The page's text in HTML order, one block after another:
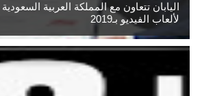
اليابان تتعاون مع المملكة العربية
لألعاب الفيديو بـ2019